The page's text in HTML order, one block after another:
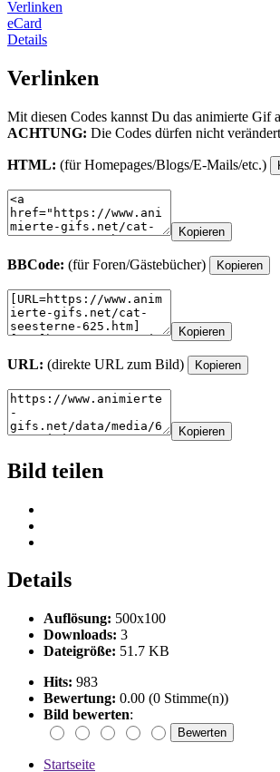
Verlinken
eCard
Details
Verlinken
Mit diesen Codes kannst Du das animierte
ACHTUNG: Die Codes dürfen nicht
HTML: (für Homepages/Blogs/E-Mails/etc.)
Kopieren
BBCode: (für Foren/Gästebücher) Kopieren
Kopieren
URL: (direkte URL zum Bild) Kopieren
Kopieren
Bild teilen
Details
Auflösung: 500x100
Downloads: 3
Dateigröße: 51.7 KB
Hits: 983
Bewertung: 0.00 (0 Stimme(n))
Bild bewerten:
Startseite